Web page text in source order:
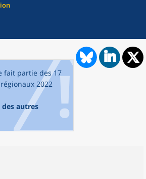
fait partie des 17
2022
des autres